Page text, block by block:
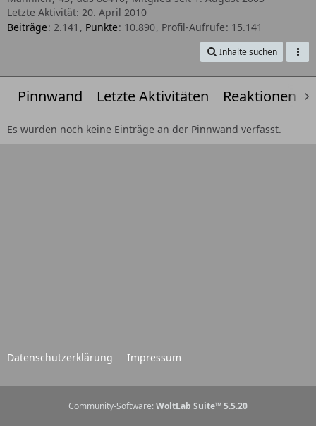
Letzte Aktivität: 20. April 2010
Beiträge 2.141 Punkte 10.890 Profil-Aufrufe 15.141
Inhalte suchen
Pinnwand Letzte Aktivitäten Reaktionen
Es wurden noch keine Einträge an der Pinnwand verfasst.
Datenschutzerklärung Impressum
Community-Software: WoltLab Suite™ 5.5.20